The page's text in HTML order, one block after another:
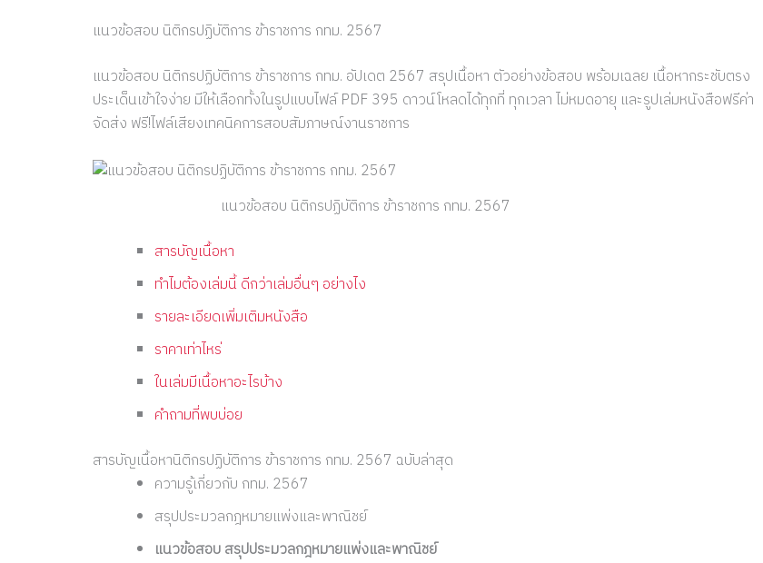
แนวข้อสอบ นิติกรปฏิบัติการ ข้าราชการ กทม. 2567
แนวข้อสอบ นิติกรปฏิบัติการ ข้าราชการ กทม. อัปเดต 2567 สรุปเนื้อหา ตัวอย่างข้อสอบ พร้อมเฉลย เนื้อหากระชับตรง
ประเด็นเข้าใจง่าย มีให้เลือกทั้งในรูปแบบไฟล์ PDF 395 ดาวน์โหลดได้ทุกที่ ทุกเวลา ไม่หมดอายุ และรูปเล่มหนังสือฟรีค่า
จัดส่ง ฟรี!ไฟล์เสียงเทคนิคการสอบสัมภาษณ์งานราชการ
แนวข้อสอบ นิติกรปฏิบัติการ ข้าราชการ กทม. 2567
สารบัญเนื้อหา
ทำไมต้องเล่มนี้ ดีกว่าเล่มอื่นๆ อย่างไง
รายละเอียดเพิ่มเติมหนังสือ
ราคาเท่าไหร่
ในเล่มมีเนื้อหาอะไรบ้าง
คำถามที่พบบ่อย
สารบัญเนื้อหานิติกรปฏิบัติการ ข้าราชการ กทม. 2567 ฉบับล่าสุด
ความรู้เกี่ยวกับ กทม. 2567
สรุปประมวลกฎหมายแพ่งและพาณิชย์
แนวข้อสอบ สรุปประมวลกฎหมายแพ่งและพาณิชย์